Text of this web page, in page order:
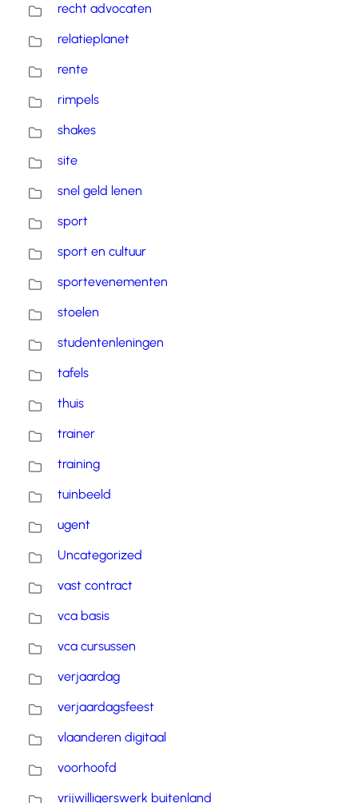
recht advocaten
relatieplanet
rente
rimpels
shakes
site
snel geld lenen
sport
sport en cultuur
sportevenementen
stoelen
studentenleningen
tafels
thuis
trainer
training
tuinbeeld
ugent
Uncategorized
vast contract
vca basis
vca cursussen
verjaardag
verjaardagsfeest
vlaanderen digitaal
voorhoofd
vrijwilligerswerk buitenland